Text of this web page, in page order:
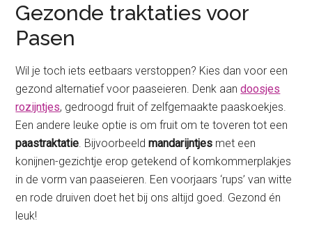
Gezonde traktaties voor
Pasen
Wil je toch iets eetbaars verstoppen? Kies dan voor een
gezond alternatief voor paaseieren. Denk aandoosjes
rozijntjes, gedroogd fruit of zelfgemaakte paaskoekjes.
Een andere leuke optie is om fruit om te toveren tot een
paastraktatie. Bijvoorbeeldmandarijntjes met een
konijnen-gezichtje erop getekend of komkommerplakjes
in de vorm van paaseieren. Een voorjaars ‘rups’ van witte
en rode druiven doet het bij ons altijd goed. Gezond én
leuk!